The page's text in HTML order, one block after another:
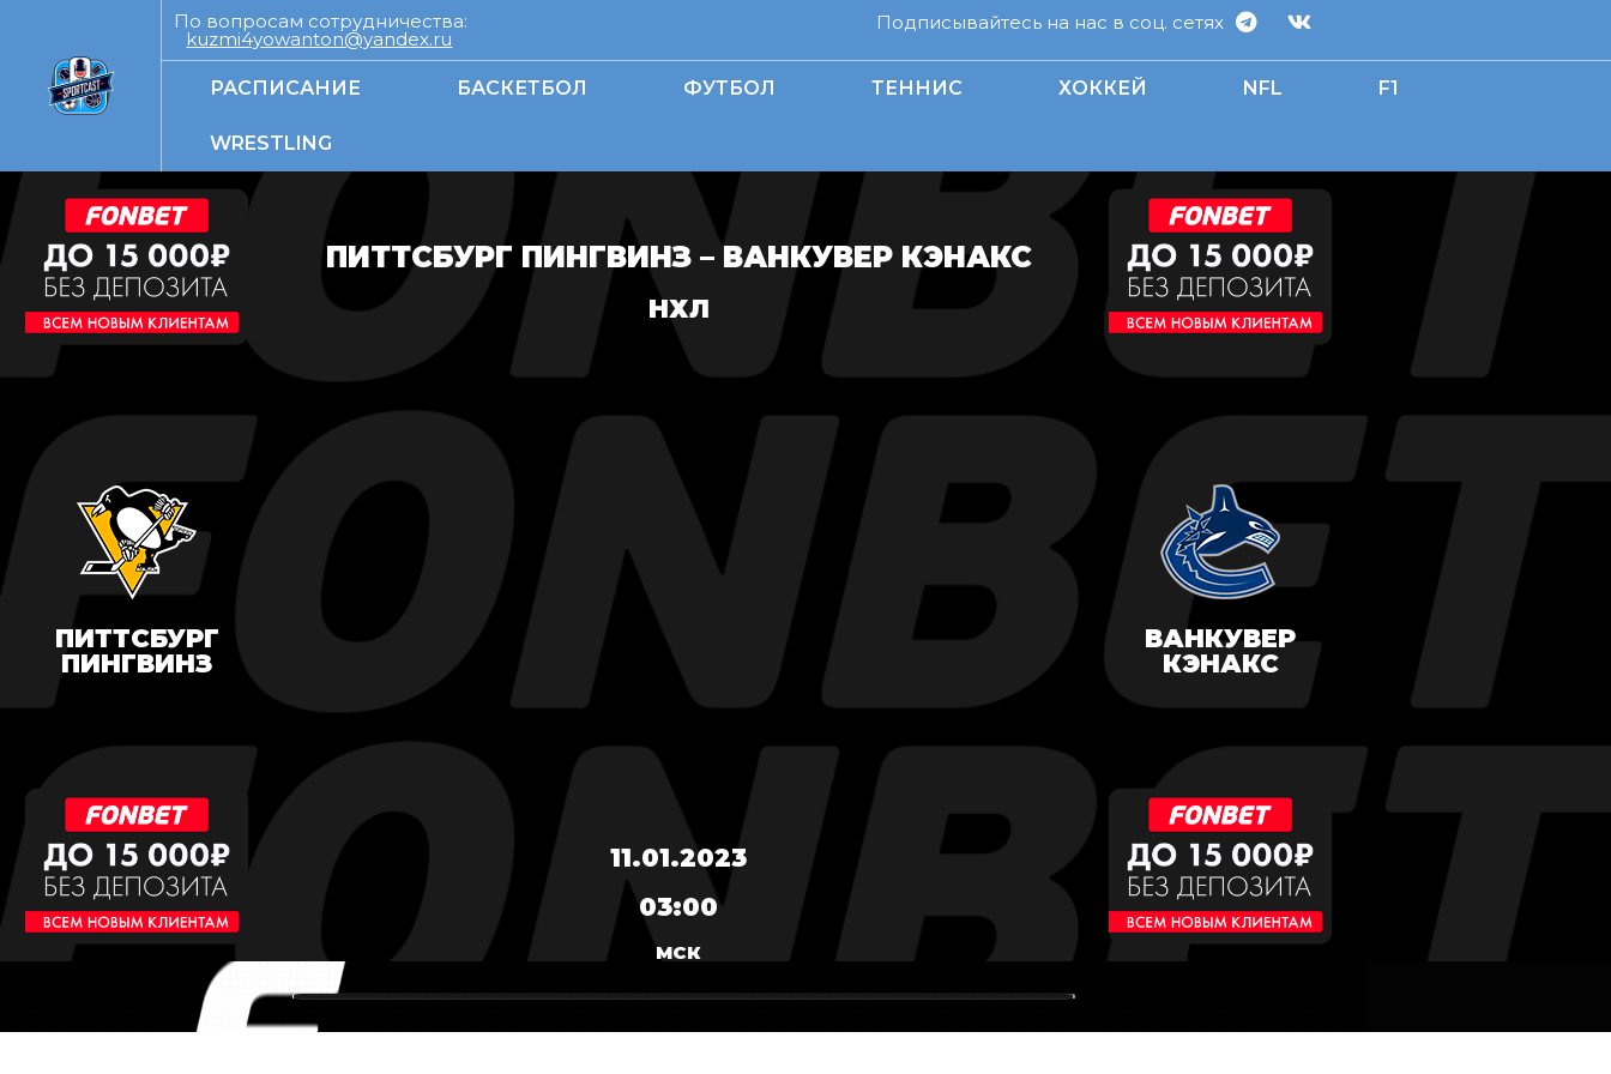
По вопросам сотрудничества:
kuzmi4yowanton@yandex.ru
Подписывайтесь на нас в соц. сетях
РАСПИСАНИЕ БАСКЕТБОЛ ФУТБОЛ ТЕННИС ХОККЕЙ NFL F1
WRESTLING
ПИТТСБУРГ
ПИНГВИНЗ
ПИТТСБУРГ ПИНГВИНЗ – ВАНКУВЕР КЭНАКС
НХЛ
11.01.2023
03:00
МСК
ВАНКУВЕР
КЭНАКС